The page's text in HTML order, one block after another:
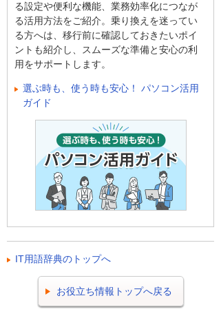
る設定や便利な機能、業務効率化につなが
る活用方法をご紹介。乗り換えを迷ってい
る方へは、移行前に確認しておきたいポイ
ントも紹介し、スムーズな準備と安心の利
用をサポートします。
選ぶ時も、使う時も安心！ パソコン活用
ガイド
IT用語辞典のトップへ
お役立ち情報トップへ戻る